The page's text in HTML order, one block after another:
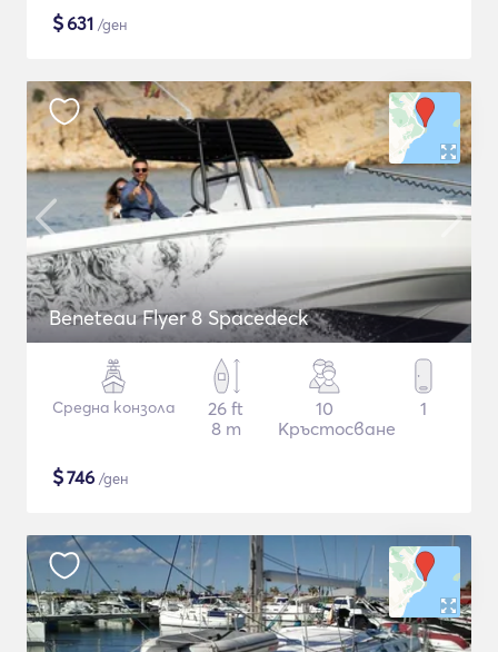
$631 /ден
Beneteau Flyer 8 Spacedeck
Средна конзола
26 ft
8 m
10
Кръстосване
1
$746 /ден